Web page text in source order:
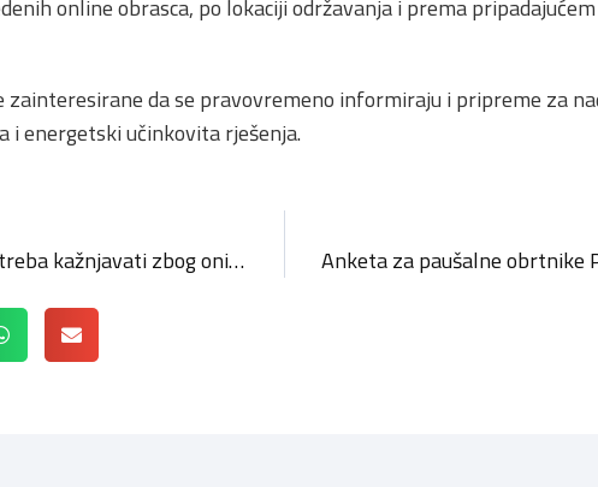
online obrasca, po lokaciji održavanja i prema
da se pravovremeno informiraju i pripreme za
i energetski učinkovita rješenja.
Priskić: Paušalni obrt ne treba kažnjavati zbog onih koji zloupotrebljavaju sustav